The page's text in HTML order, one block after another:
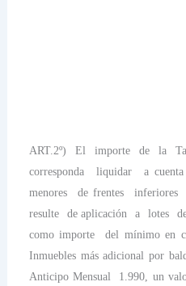
ART.2º) El importe dela
corresponda
liquidar
a
menores
de frentes inferiores
resulte
de aplicación a lotes
como importe
del mínimo en
Inmuebles más adicional por
Anticipo Mensual
1.990, un